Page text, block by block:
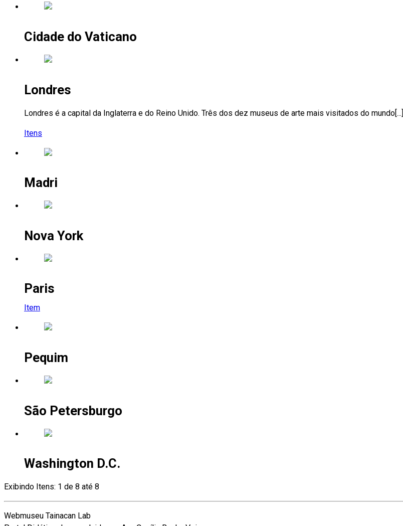
Cidade do Vaticano
Londres
Londres é a capital da Inglaterra e do Reino Unido. Três dos dez museus de arte mais visitados do mundo[...]
Itens
Madri
Nova York
Paris
Item
Pequim
São Petersburgo
Washington D.C.
Exibindo Itens: 1 de 8 até 8
Webmuseu Tainacan Lab